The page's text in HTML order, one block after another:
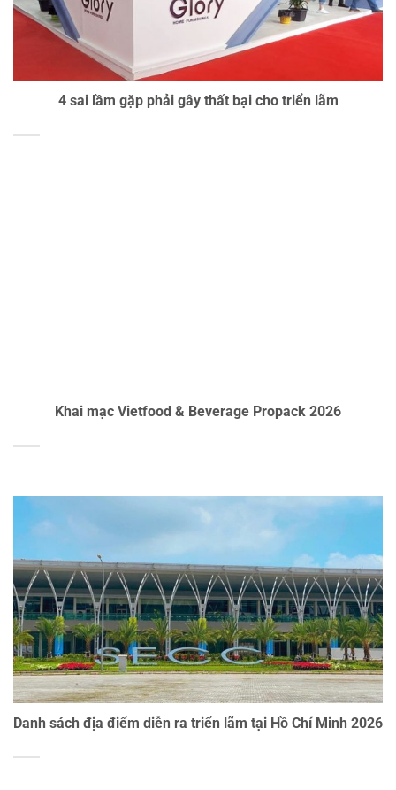
4 sai lầm gặp phải gây thất bại cho triển lãm
Khai mạc Vietfood & Beverage Propack 2026
Danh sách địa điểm diễn ra triển lãm tại Hồ Chí Minh 2026